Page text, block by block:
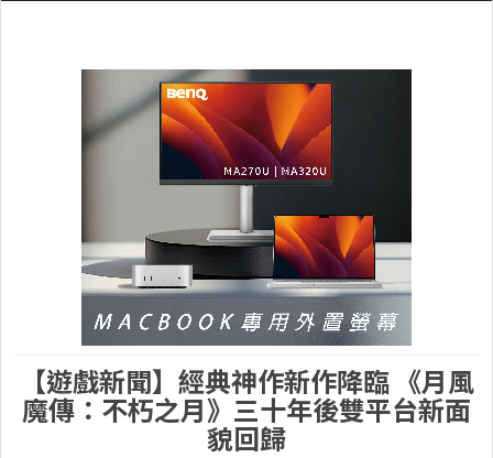
【遊戲新聞】經典神作新作降臨 《月風
魔傳：不朽之月》三十年後雙平台新面
貌回歸